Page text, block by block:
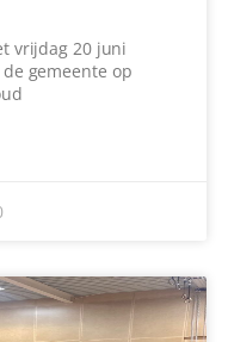
vrijdag 20 juni
gemeente op